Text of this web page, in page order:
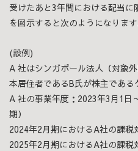
受けたあと3年間における配当
を図示すると次のようになります
(設例)
A 社はシンガポール法人（対象
本居住者であるB氏が株主である
A 社の事業年度：2023年3月1日
期）
2024年2月期におけるA社の課
2025年2月期におけるA社の課